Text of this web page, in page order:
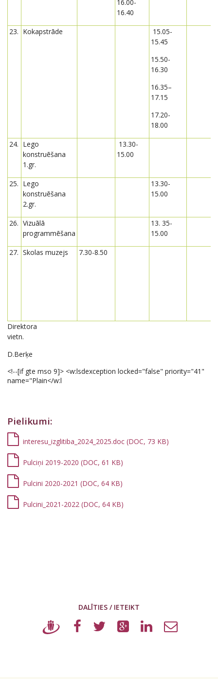
16.00-
16.40
23. Kokapstrāde
15.05-
15.45
15.50-
16.30
16.35–
17.15
17.20-
18.00
24. Lego
konstruēšana
1.gr.
13.30-
15.00
25. Lego
konstruēšana
2.gr.
13.30-
15.00
26. Vizuālā
programmēšana
13. 35-
15.00
27. Skolas muzejs 7.30-8.50
Direktora
vietn.
D.Berķe
<!--[if gte mso 9]> <w:lsdexception locked="false" priority="41"
name="Plain</w:l
Pielikumi:
interesu_izglitiba_2024_2025.doc (DOC, 73 KB)
Pulciņi 2019-2020 (DOC, 61 KB)
Pulcini 2020-2021 (DOC, 64 KB)
Pulcini_2021-2022 (DOC, 64 KB)
DALĪTIES / IETEIKT